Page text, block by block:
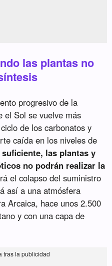
las plantas no
progresivo de la
el Sol se vuelve más
de los carbonatos y
caída en los niveles de
suficiente, las plantas y
no podrán realizar la
el colapso del suministro
así a una atmósfera
Arcaica, hace unos 2.500
y con una capa de